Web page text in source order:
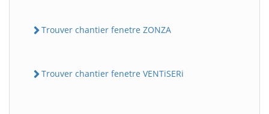
Trouver chantier fenetre ZONZA
Trouver chantier fenetre VENTiSERi